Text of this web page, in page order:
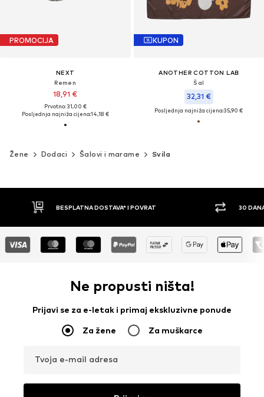
PROMOCIJA
NEXT
Remen
18,91 €
Prvotno: 31,00 €
Posljednja najniža cijena:14,18 €
KUPON
ANOTHER COTTON LAB
Šal
32,31 €
Posljednja najniža cijena:35,90 €
Žene Dodaci Šalovi i marame Svila
30 DANA PRAVO NA POVRAT
Ne propusti ništa!
Prijavi se za e-letak i primaj ekskluzivne ponude
Za žene Za muškarce
Tvoja e-mail adresa